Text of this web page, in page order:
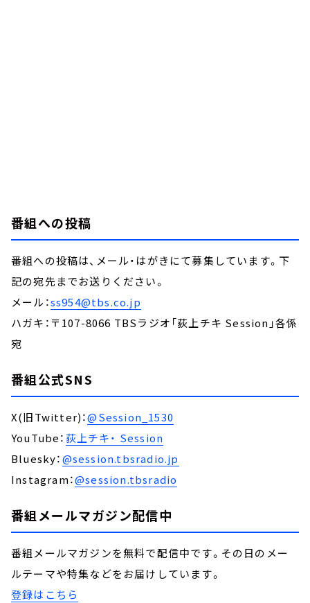
番組への投稿
番組への投稿は、メール・はがきにて募集しています。下
記の宛先までお送りください。
メール：ss954@tbs.co.jp
ハガキ：〒107-8066 TBSラジオ「荻上チキ Session」各係
宛
番組公式SNS
X(旧Twitter)：@Session_1530
YouTube： 荻上チキ・ Session
Bluesky：@session.tbsradio.jp
Instagram：@session.tbsradio
番組メールマガジン配信中
番組メールマガジンを無料で配信中です。その日のメー
ルテーマや特集などをお届けしています。
登録はこちら